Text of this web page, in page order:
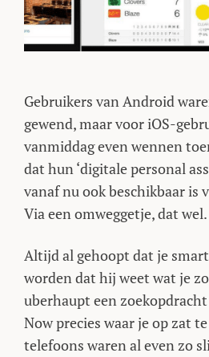
Gebruikers van Android
gewend, maar voor iOS-
vanmiddag even wennen
dat hun ‘digitale personal
vanaf nu ook beschikbaar is
Via een omweggetje, dat wel.
Altijd al gehoopt dat je
worden dat hij weet wat je
uberhaupt een
Now precies waar je op zat
telefoons waren al even zo